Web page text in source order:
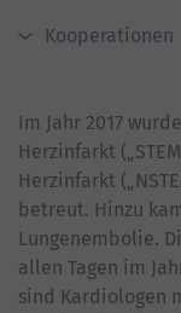
Kooperationen
Im Jahr 2017
Herzinfarkt
Herzinfarkt
betreut. Hinzu
Lungenembolie.
allen Tagen im
sind Kardiologen